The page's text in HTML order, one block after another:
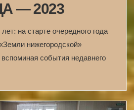
— 2023
на старте очередного года
нижегородской»
события недавнего